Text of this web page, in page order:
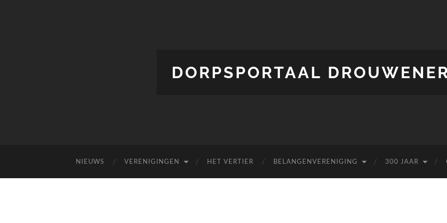
DORPSPORTAAL
NIEUWS VERENIGINGEN HET VERTIER BELANGENVERENIGING 300 JAAR